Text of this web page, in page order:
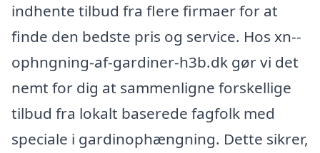
indhente tilbud fra flere firmaer for at
finde den bedste pris og service. Hos xn--
ophngning-af-gardiner-h3b.dk gør vi det
nemt for dig at sammenligne forskellige
tilbud fra lokalt baserede fagfolk med
speciale i gardinophængning. Dette sikrer,